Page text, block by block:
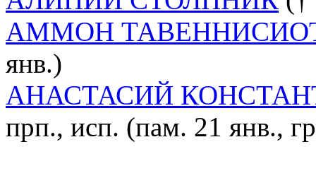
АММОН
янв.)
АНАСТАСИЙ
прп., исп. (пам. 21 янв.,